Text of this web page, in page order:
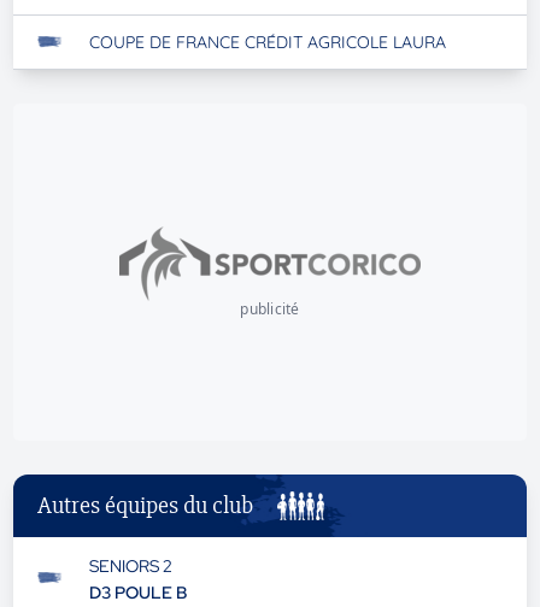
COUPE DE FRANCE CRÉDIT AGRICOLE LAURA
publicité
Autres équipes du club
SENIORS 2
D3 POULE B